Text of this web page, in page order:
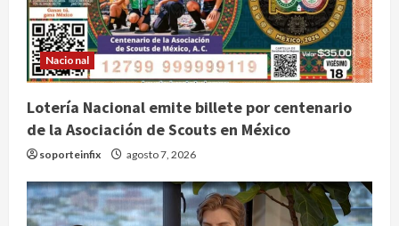
Nacional
Lotería Nacional emite billete por centenario
de la Asociación de Scouts en México
soporteinfix agosto 7, 2026